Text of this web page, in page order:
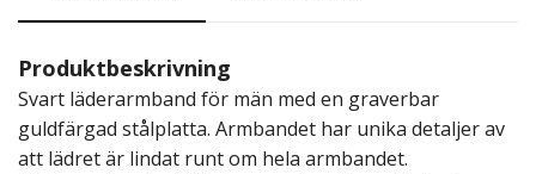
Produktbeskrivning
Svart läderarmband för män med en graverbar
guldfärgad stålplatta. Armbandet har unika detaljer av
att lädret är lindat runt om hela armbandet.